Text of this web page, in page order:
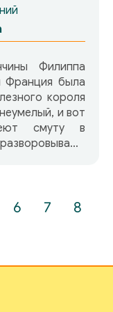
выживание),
жизнь
чем
и теперь
место,
хотя и
среды. Ее
взлеты и
—
встречи
Филиппа
Франция была
короля
и вот
смуту в
голод. Но,
сбывается
ордена
6 7
8